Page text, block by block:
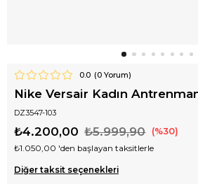
0.0 (0Yorum)
Nike Versair Kadın
DZ3547-103
₺5.999,90
₺4.200,00 30
₺1.050,00 'den başlayan taksitlerle
Diğer taksit seçenekleri